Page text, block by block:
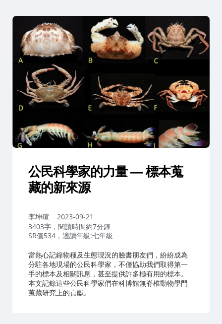
公民科學家的力量 — 標本蒐
藏的新來源
作
者：
李坤瑄
2023-09-21
3403字，閱讀時間約7分鐘
SR值534，適讀年級:七年級
當熱心記錄物種及生態現況的臉書朋友們，紛紛成為
分駐各地現場的公民科學家，不僅協助我們取得第一
手的標本及相關訊息，甚至提供許多極有用的標本。
本文記錄這些公民科學家們在科博館無脊椎動物學門
蒐藏研究上的貢獻。